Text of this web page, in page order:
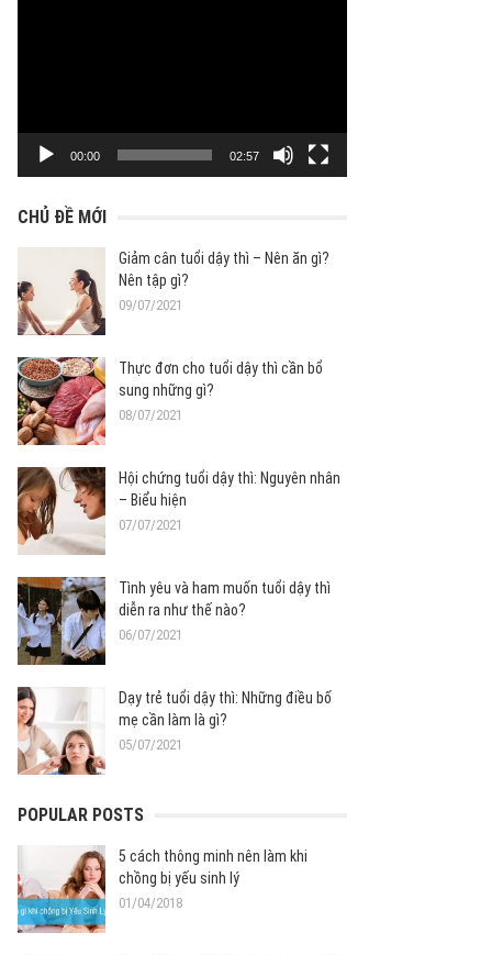
00:00 02:57
CHỦ ĐỀ MỚI
Giảm cân tuổi dậy thì – Nên ăn gì?
Nên tập gì?
09/07/2021
Thực đơn cho tuổi dậy thì cần bổ
sung những gì?
08/07/2021
Hội chứng tuổi dậy thì: Nguyên nhân
– Biểu hiện
07/07/2021
Tình yêu và ham muốn tuổi dậy thì
diễn ra như thế nào?
06/07/2021
Dạy trẻ tuổi dậy thì: Những điều bố
mẹ cần làm là gì?
05/07/2021
POPULAR POSTS
5 cách thông minh nên làm khi
chồng bị yếu sinh lý
01/04/2018